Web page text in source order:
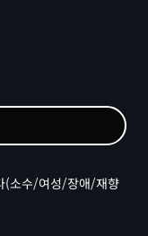
(소수/여성/장애/재향